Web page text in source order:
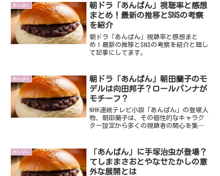
あんぱん
朝ドラ「あんぱん」視聴率と感想
まとめ！最新の推移とSNSの考察
を紹介
朝ドラ「あんぱん」視聴率と感想まと
め！最新の推移とSNSの考察を紹介と題し
て記事にしてます。
あんぱん
朝ドラ「あんぱん」朝田蘭子のモ
デルは向田邦子？ロールパンナが
モチーフ？
NHK連続テレビ小説「あんぱん」の登場人
物、朝田蘭子は、その個性的なキャラク
ター設定から多くの視聴者の関心を集め
『それいけ！アンパンマン』のキャラク
ター、ロールパンナがモ...
あんぱん
「あんぱん」に手塚治虫が登場？
てしままさおとやなせたかしの意
外な展開とは